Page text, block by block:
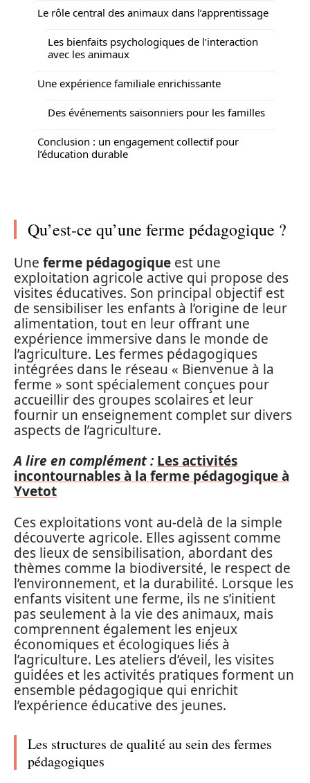
Le rôle central des animaux dans l’apprentissage
Les bienfaits psychologiques de l’interaction
avec les animaux
Une expérience familiale enrichissante
Des événements saisonniers pour les familles
Conclusion : un engagement collectif pour
l’éducation durable
Qu’est-ce qu’une ferme pédagogique ?
Une ferme pédagogique est une
exploitation agricole active qui propose des
visites éducatives. Son principal objectif est
de sensibiliser les enfants à l’origine de leur
alimentation, tout en leur offrant une
expérience immersive dans le monde de
l’agriculture. Les fermes pédagogiques
intégrées dans le réseau « Bienvenue à la
ferme » sont spécialement conçues pour
accueillir des groupes scolaires et leur
fournir un enseignement complet sur divers
aspects de l’agriculture.
A lire en complément : Les activités
incontournables à la ferme pédagogique à
Yvetot
Ces exploitations vont au-delà de la simple
découverte agricole. Elles agissent comme
des lieux de sensibilisation, abordant des
thèmes comme la biodiversité, le respect de
l’environnement, et la durabilité. Lorsque les
enfants visitent une ferme, ils ne s’initient
pas seulement à la vie des animaux, mais
comprennent également les enjeux
économiques et écologiques liés à
l’agriculture. Les ateliers d’éveil, les visites
guidées et les activités pratiques forment un
ensemble pédagogique qui enrichit
l’expérience éducative des jeunes.
Les structures de qualité au sein des fermes
pédagogiques